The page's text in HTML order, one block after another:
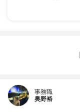
事務職
奥野裕